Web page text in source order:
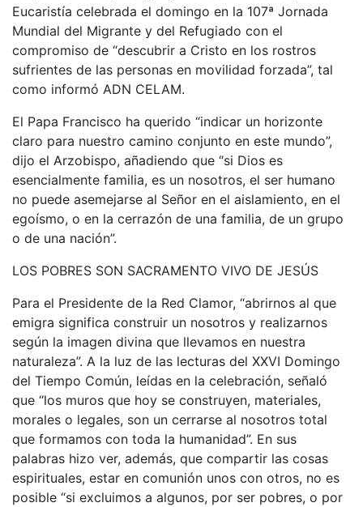
Eucaristía celebrada el domingo en la 107ª Jornada
Mundial del Migrante y del Refugiado con el
compromiso de “descubrir a Cristo en los rostros
sufrientes de las personas en movilidad forzada”, tal
como informó ADN CELAM.
El Papa Francisco ha querido “indicar un horizonte
claro para nuestro camino conjunto en este mundo”,
dijo el Arzobispo, añadiendo que “si Dios es
esencialmente familia, es un nosotros, el ser humano
no puede asemejarse al Señor en el aislamiento, en el
egoísmo, o en la cerrazón de una familia, de un grupo
o de una nación”.
LOS POBRES SON SACRAMENTO VIVO DE JESÚS
Para el Presidente de la Red Clamor, “abrirnos al que
emigra significa construir un nosotros y realizarnos
según la imagen divina que llevamos en nuestra
naturaleza”. A la luz de las lecturas del XXVI Domingo
del Tiempo Común, leídas en la celebración, señaló
que “los muros que hoy se construyen, materiales,
morales o legales, son un cerrarse al nosotros total
que formamos con toda la humanidad”. En sus
palabras hizo ver, además, que compartir las cosas
espirituales, estar en comunión unos con otros, no es
posible “si excluimos a algunos, por ser pobres, o por